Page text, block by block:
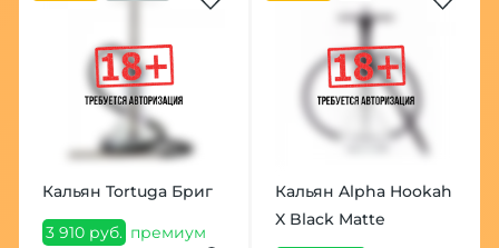
Кальян Tortuga Бриг
3 910 руб. премиум
Кальян Alpha Hookah
X Black Matte